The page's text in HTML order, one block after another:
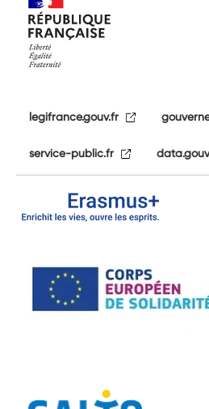
legifrance.gouv.fr
service-public.fr